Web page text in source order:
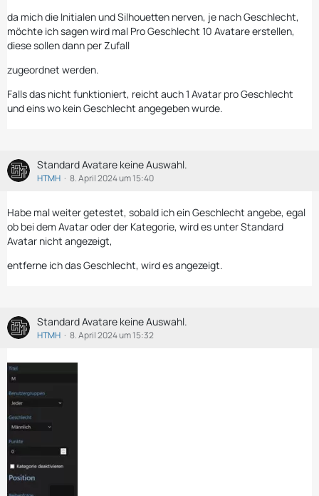
da mich die Initialen und Silhouetten nerven, je nach Geschlecht,
möchte ich sagen wird mal Pro Geschlecht 10 Avatare erstellen,
diese sollen dann per Zufall
zugeordnet werden.
Falls das nicht funktioniert, reicht auch 1 Avatar pro Geschlecht
und eins wo kein Geschlecht angegeben wurde.
Standard Avatare keine Auswahl.
HTMH 8. April 2024 um 15:40
Habe mal weiter getestet, sobald ich ein Geschlecht angebe, egal
ob bei dem Avatar oder der Kategorie, wird es unter Standard
Avatar nicht angezeigt,
entferne ich das Geschlecht, wird es angezeigt.
Standard Avatare keine Auswahl.
HTMH 8. April 2024 um 15:32